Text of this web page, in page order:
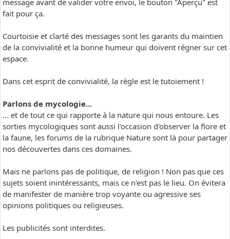
message avant de valider votre envoi, le bouton "Aperçu" est
fait pour ça.
Courtoisie et clarté des messages sont les garants du maintien
de la convivialité et la bonne humeur qui doivent régner sur cet
espace.
Dans cet esprit de convivialité, la règle est le tutoiement !
Parlons de mycologie...
... et de tout ce qui rapporte à la nature qui nous entoure. Les
sorties mycologiques sont aussi l'occasion d'observer la flore et
la faune, les forums de la rubrique Nature sont là pour partager
nos découvertes dans ces domaines.
Mais ne parlons pas de politique, de religion ! Non pas que ces
sujets soient inintéressants, mais ce n'est pas le lieu. On évitera
de manifester de manière trop voyante ou agressive ses
opinions politiques ou religieuses.
Les publicités sont interdites.